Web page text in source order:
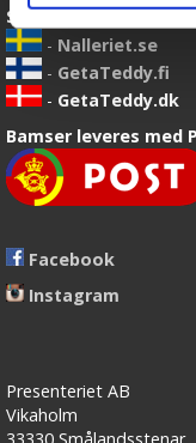
Sende Bamser til:
- Nalleriet.se
- GetaTeddy.fi
- GetaTeddy.dk
Bamser leveres med
Facebook
Instagram
Presenteriet AB
Vikaholm